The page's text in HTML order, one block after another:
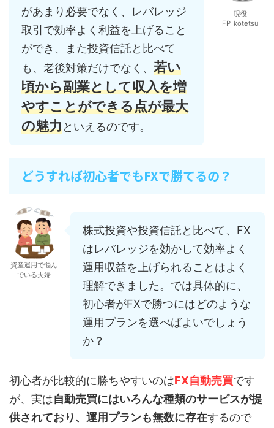
があまり必要でなく、レバレッジ
取引で効率よく利益を上げること
ができ、また投資信託と比べて
も、老後対策だけでなく、 若い
頃から副業として収入を増
やすことができる点が最大
の魅力といえるのです。
現役
FP_kotetsu
どうすれば初心者でもFXで勝てるの？
資産運用で悩ん
でいる夫婦
株式投資や投資信託と比べて、FX
はレバレッジを効かして効率よく
運用収益を上げられることはよく
理解できました。では具体的に、
初心者がFXで勝つにはどのような
運用プランを選べばよいでしょう
か？
初心者が比較的に勝ちやすいのはFX自動売買です
が、実は自動売買にはいろんな種類のサービスが提
供されており、運用プランも無数に存在するので